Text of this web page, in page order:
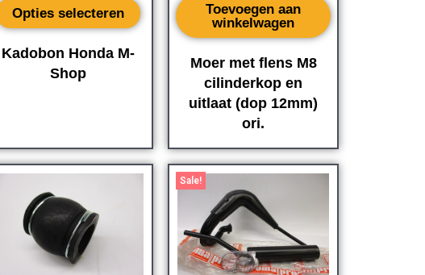
Kadobon Honda M-
Shop
Opties selecteren
Moer met flens M8
cilinderkop en
uitlaat (dop 12mm)
ori.
Toevoegen aan
winkelwagen
Sale!
Oorspronkelijke
was:
€ 399,00.
Huidige